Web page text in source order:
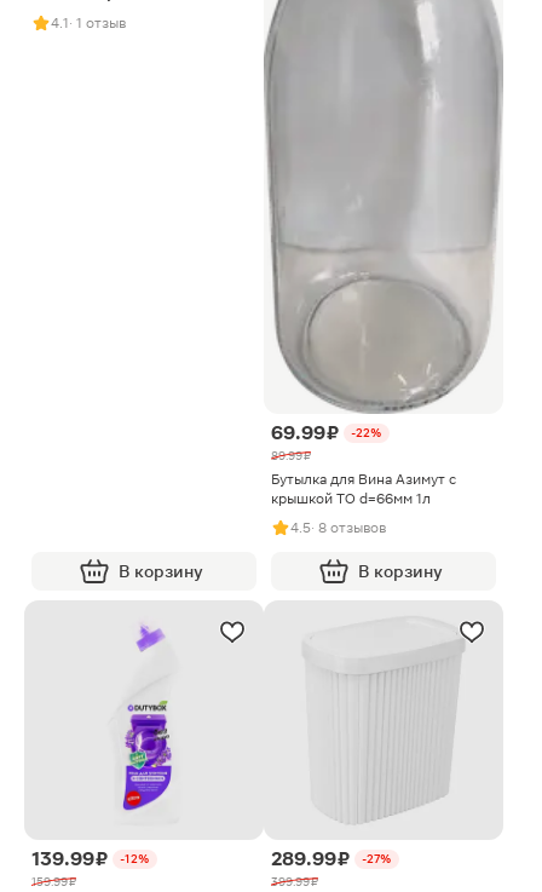
4.1· 1 отзыв
В корзину
69.99 ₽
-22%
89.99 ₽
Бутылка для Вина Азимут с
крышкой ТО d=66мм 1л
4.5· 8 отзывов
В корзину
139.99 ₽
-12%
159.99 ₽
289.99 ₽
-27%
399.99 ₽